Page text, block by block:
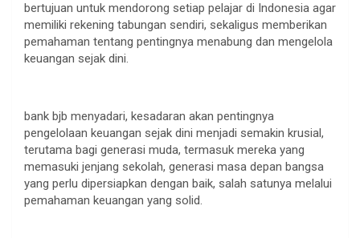
bertujuan untuk mendorong setiap pelajar di Indonesia agar
memiliki rekening tabungan sendiri, sekaligus memberikan
pemahaman tentang pentingnya menabung dan mengelola
keuangan sejak dini.
bank bjb menyadari, kesadaran akan pentingnya
pengelolaan keuangan sejak dini menjadi semakin krusial,
terutama bagi generasi muda, termasuk mereka yang
memasuki jenjang sekolah, generasi masa depan bangsa
yang perlu dipersiapkan dengan baik, salah satunya melalui
pemahaman keuangan yang solid.